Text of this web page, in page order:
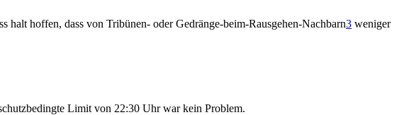
hoffen, dass von Tribünen- oder Gedränge-beim-Rausgehen-Nachbarn3 weniger
Limit von 22:30 Uhr war kein Problem.